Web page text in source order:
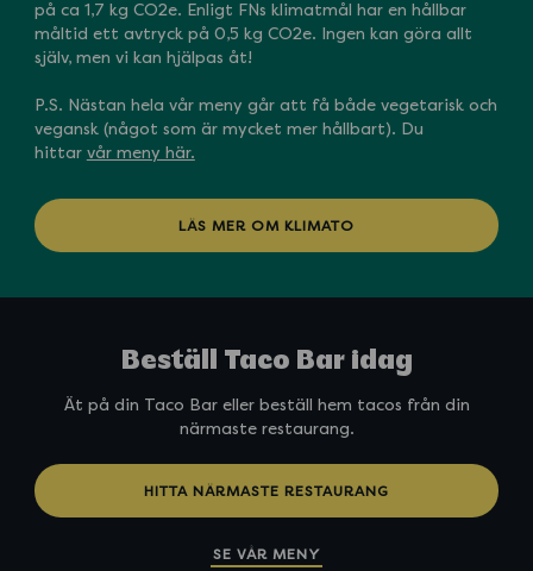
på ca 1,7 kg CO2e. Enligt FNs klimatmål har en hållbar
måltid ett avtryck på 0,5 kg CO2e. Ingen kan göra allt
själv, men vi kan hjälpas åt!
P.S. Nästan hela vår meny går att få både vegetarisk och
vegansk (något som är mycket mer hållbart). Du
hittar vår meny här.
LÄS MER OM KLIMATO
Beställ Taco Bar idag
Ät på din Taco Bar eller beställ hem tacos från din
närmaste restaurang.
HITTA NÄRMASTE RESTAURANG
SE VÅR MENY